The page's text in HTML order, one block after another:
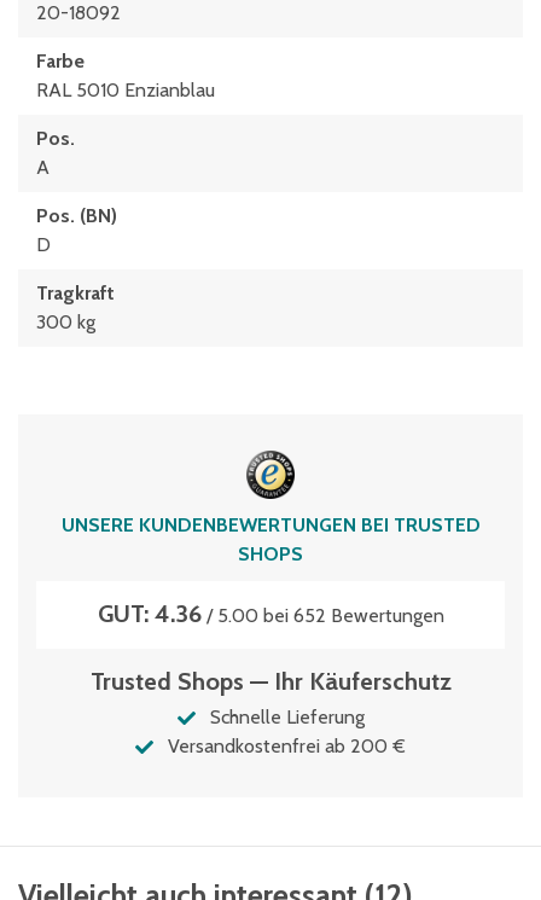
20-18092
Farbe
RAL 5010 Enzianblau
Pos.
A
Pos. (BN)
D
Tragkraft
300 kg
UNSERE KUNDENBEWERTUNGEN BEI TRUSTED
SHOPS
GUT: 4.36/ 5.00 bei 652 Bewertungen
Trusted Shops — Ihr Käuferschutz
Schnelle Lieferung
Versandkostenfrei ab 200 €